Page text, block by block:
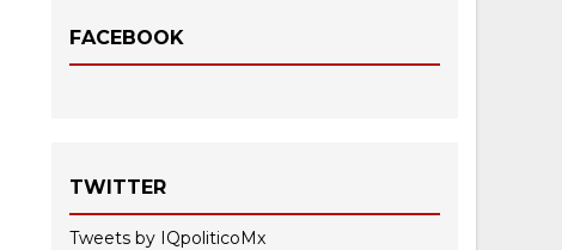
FACEBOOK
TWITTER
Tweets by IQpoliticoMx